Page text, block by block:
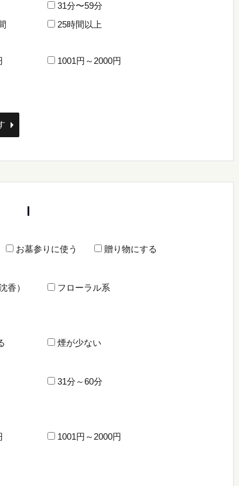
31分〜59分
25時間以上
1001円～2000円
お墓参りに使う 贈り物にする
香）
フローラル系
煙が少ない
31分～60分
1001円～2000円